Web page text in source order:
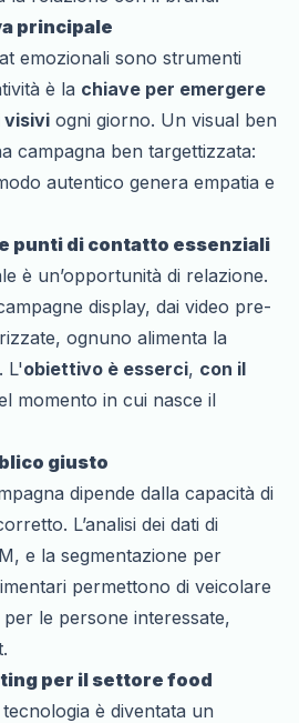
principale
emozionali sono strumenti
è la chiave per emergere
visivi ogni giorno. Un visual ben
campagna ben targettizzata:
autentico genera empatia e
punti di contatto essenziali
è un’opportunità di relazione.
display, dai video pre-
ognuno alimenta la
L'obiettivo è esserci, con il
momento in cui nasce il
giusto
dipende dalla capacità di
L’analisi dei dati di
e la segmentazione per
permettono di veicolare
le persone interessate,
per il settore food
è diventata un